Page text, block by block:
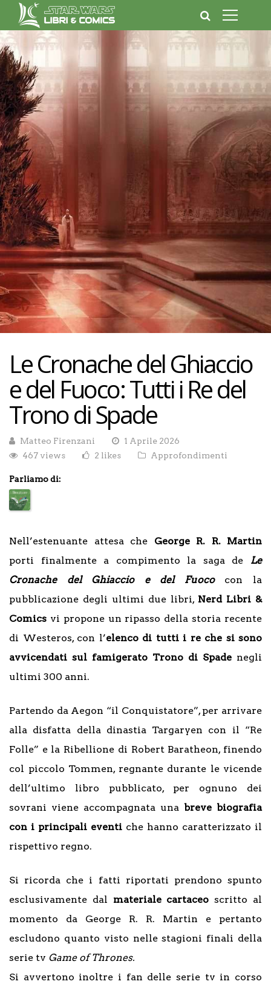
Le Cronache del Ghiaccio
e del Fuoco: Tutti i Re del
Trono di Spade
Matteo Firenzani
1 Aprile 2026
467 views
2 likes Approfondimenti
Parliamo di:
Nell’estenuante attesa che George R. R. Martin
porti finalmente a compimento la saga de Le
Cronache del Ghiaccio e del Fuococon la
pubblicazione degli ultimi due libri, Nerd Libri &
Comics vi propone un ripasso della storia recente
di Westeros, con l’elenco di tutti i re che si sono
avvicendati sul famigerato Trono di Spade negli
ultimi 300 anni.
Partendo da Aegon “il Conquistatore”, per arrivare
alla disfatta della dinastia Targaryen con il “Re
Folle” e la Ribellione di Robert Baratheon, finendo
col piccolo Tommen, regnante durante le vicende
dell’ultimo libro pubblicato, per ognuno dei
sovrani viene accompagnata una breve biografia
con i principali eventi che hanno caratterizzato il
rispettivo regno.
Si ricorda che i fatti riportati prendono spunto
esclusivamente dal materiale cartaceo scritto al
momento da George R. R. Martin e pertanto
escludono quanto visto nelle stagioni finali della
serie tv Game of Thrones.
Si avvertono inoltre i fan delle serie tv in corso